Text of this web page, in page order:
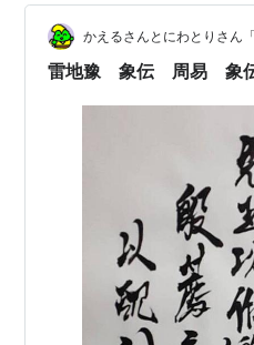
ら、最初は目的より力が小
位」に「陰」で「目標に対し
ジです。 単に力不足じゃな
かえるさんとにわとりさん
雷地豫 象伝 周易 象